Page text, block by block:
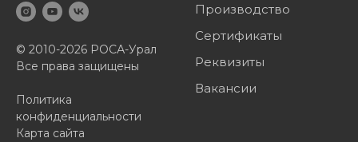
© 2010-2026 РОСА-Урал
Все права защищены
Политика
конфиденциальности
Карта сайта
Производство
Сертификаты
Реквизиты
Вакансии